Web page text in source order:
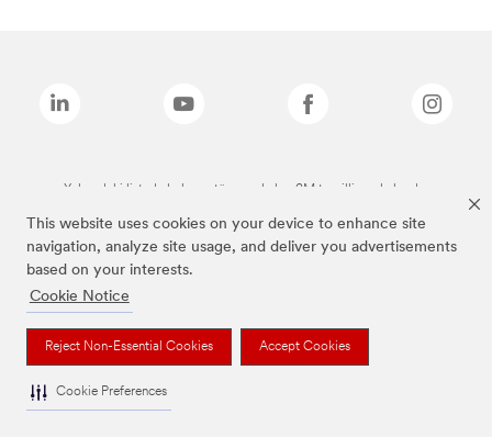
This website uses cookies on your device to enhance site
navigation, analyze site usage, and deliver you advertisements
based on your interests.
Cookie Notice
Reject Non-Essential Cookies Accept Cookies
Cookie Preferences
Yukarıdaki listede bulunan tüm markalar, 3M tescilli markalarıdır.